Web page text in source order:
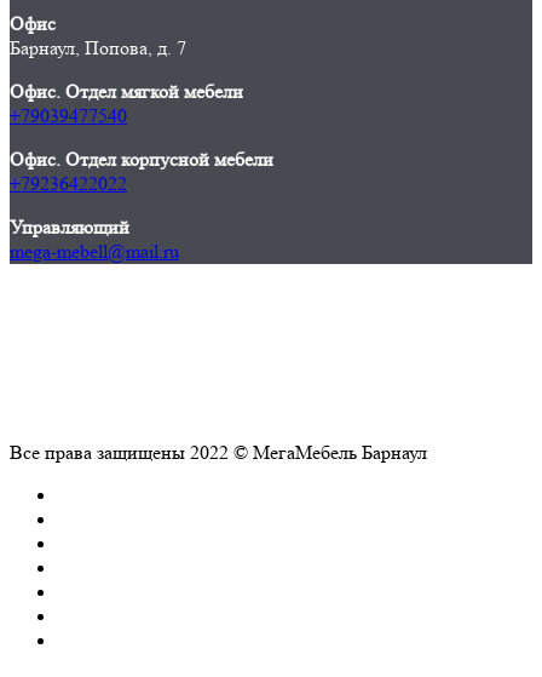
Офис
Барнаул, Попова, д. 7
Офис. Отдел мягкой мебели
+79039477540
Офис. Отдел корпусной мебели
+79236422022
Управляющий
mega-mebell@mail.ru
Все права защищены 2022 © МегаМебель Барнаул